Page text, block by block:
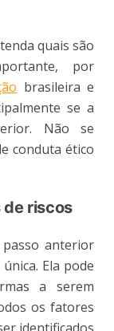
quais são
por
brasileira e
se a
Não se
conduta ético
de riscos
anterior
Ela pode
a serem
os fatores